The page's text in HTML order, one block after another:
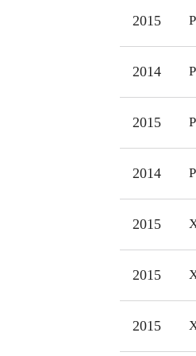
er
2015
2014
2015
2014
2015
2015
2015